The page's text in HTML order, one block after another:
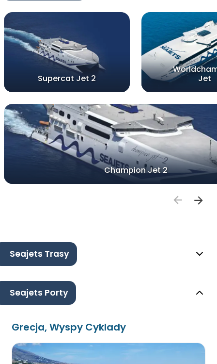
Supercat Jet 2
Jet
Champion Jet 2
Seajets Trasy
Seajets Porty
Grecja, Wyspy Cyklady